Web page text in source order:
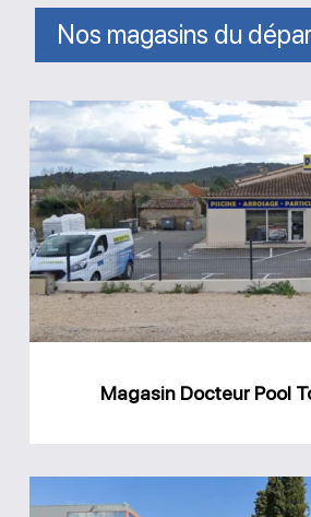
Nos magasins du
Pool
Magasin Docteur Pool
Magasin